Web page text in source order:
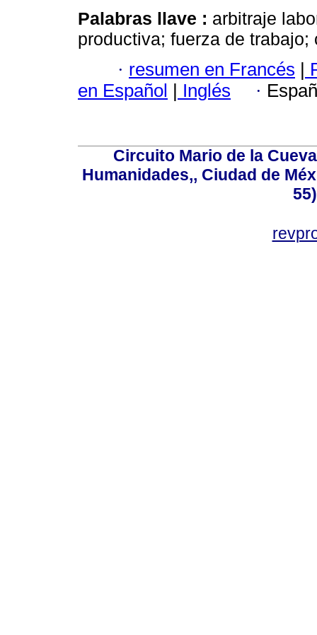
Palabras llave : arbitraje
productiva; fuerza de trabajo;
· resumen en Francés |
en Español | Inglés ·
Circuito Mario de la
Humanidades,, Ciudad de